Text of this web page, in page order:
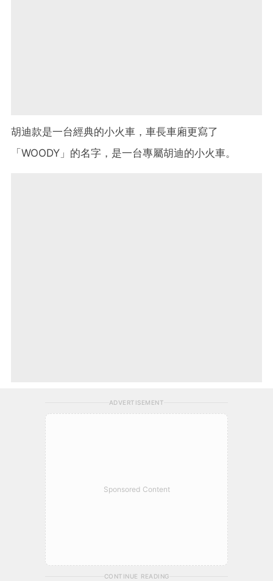
胡迪款是一台經典的小火車，車長車廂更寫了
「WOODY」的名字，是一台專屬胡迪的小火車。
ADVERTISEMENT
Sponsored Content
CONTINUE READING